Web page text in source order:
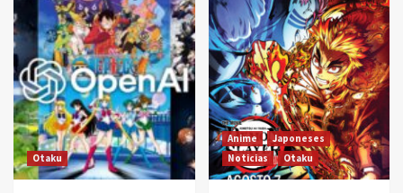
Otaku
Anime
Japoneses
Noticias
Otaku